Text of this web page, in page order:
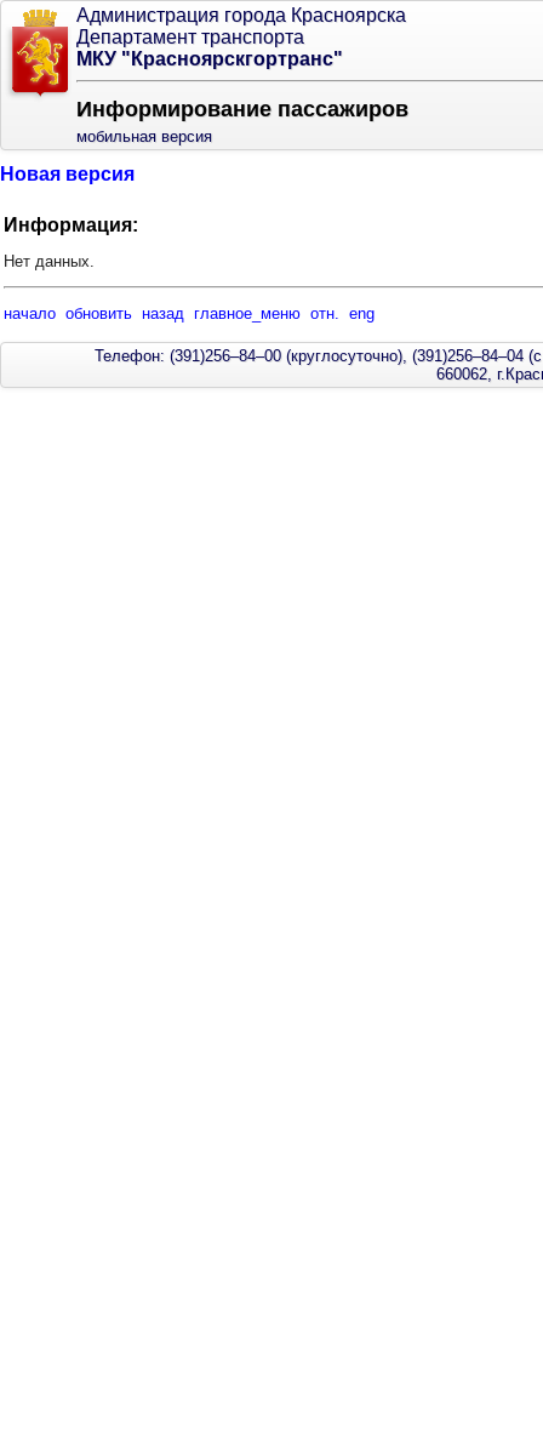
Администрация города Красноярска
Департамент транспорта
МКУ "Красноярскгортранс"
Информирование пассажиров
мобильная версия
Новая версия
Информация:
Нет данных.
начало обновить назад главное_меню отн. eng
Телефон: (391)256–84–00 (круглосуточно), (391)256–84–04
660062,